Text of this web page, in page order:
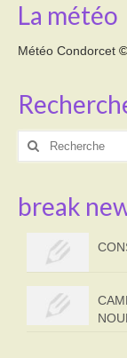
La météo
Météo Condorcet ©
Rechercher
break